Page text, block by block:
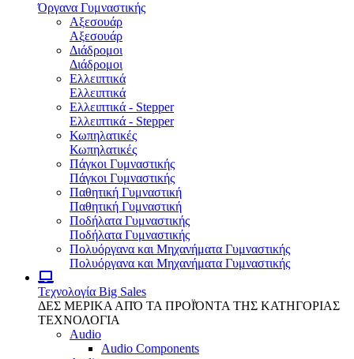
Όργανα Γυμναστικής
Αξεσουάρ
Αξεσουάρ
Διάδρομοι
Διάδρομοι
Ελλειπτικά
Ελλειπτικά
Ελλειπτικά - Stepper
Ελλειπτικά - Stepper
Κωπηλατικές
Κωπηλατικές
Πάγκοι Γυμναστικής
Πάγκοι Γυμναστικής
Παθητική Γυμναστική
Παθητική Γυμναστική
Ποδήλατα Γυμναστικής
Ποδήλατα Γυμναστικής
Πολυόργανα και Μηχανήματα Γυμναστικής
Πολυόργανα και Μηχανήματα Γυμναστικής
Τεχνολογία Big Sales
ΔΕΣ ΜΕΡΙΚΑ ΑΠΌ ΤΑ ΠΡΟΪΌΝΤΑ ΤΗΣ ΚΑΤΗΓΟΡΙΑΣ
ΤΕΧΝΟΛΟΓΙΑ
Audio
Audio Components